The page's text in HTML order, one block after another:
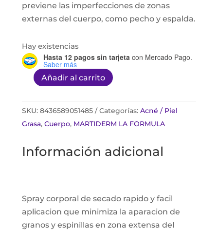
previene las imperfecciones de zonas
externas del cuerpo, como pecho y espalda.
Hay existencias
Hasta 12 pagos sin tarjeta con Mercado Pago.
Saber más
Martiderm
spray
corporal
cantidad
Añadir al carrito
SKU: 8436589051485 Categorías: Acné / Piel
Grasa, Cuerpo, MARTIDERM LA FORMULA
Información adicional
Spray corporal de secado rapido y facil
aplicacion que minimiza la aparacion de
granos y espinillas en zona extensa del